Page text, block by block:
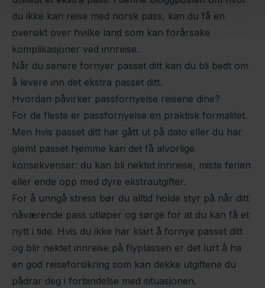
du ikke kan reise med norsk pass, kan du få en
oversikt over hvilke land som kan forårsake
komplikasjoner ved innreise.
Når du senere fornyer passet ditt kan du bli bedt om
å levere inn det ekstra passet ditt.
Hvordan påvirker passfornyelse reisene dine?
For de fleste er passfornyelse en praktisk formalitet.
Men hvis passet ditt har gått ut på dato eller du har
glemt passet hjemme kan det få alvorlige
konsekvenser: du kan bli nektet innreise, miste ferien
eller ende opp med dyre ekstrautgifter.
For å unngå stress bør du alltid holde styr på når ditt
nåværende pass utløper og sørge for at du kan få et
nytt i tide. Hvis du ikke har klart å fornye passet ditt
og blir nektet innreise på flyplassen er det lurt å ha
en god reiseforsikring som kan dekke utgiftene du
pådrar deg i forbindelse med situasjonen.